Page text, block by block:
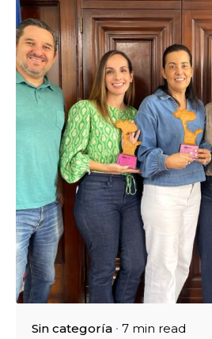
Sin categoría 7 min read